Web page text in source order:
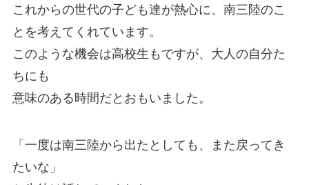
これからの世代の子ども達が熱心に、南三陸のこ
とを考えてくれています。
このような機会は高校生もですが、大人の自分た
ちにも
意味のある時間だとおもいました。
「一度は南三陸から出たとしても、また戻ってき
たいな」